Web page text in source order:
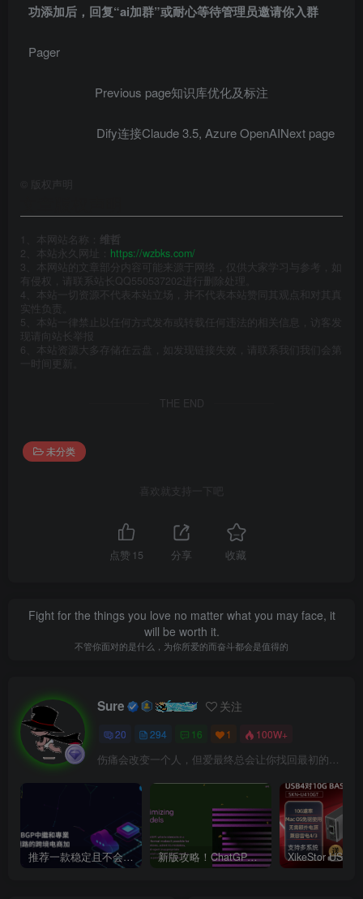
功添加后，回复“ai加群”或耐心等待管理员邀请你入群
Pager
Previous page知识库优化及标注
Next page
Dify连接Claude 3.5, Azure OpenAI
版权声明
1、本网站名称： 维哲
2、本站永久网址： https://wzbks.com/
3、本网站的文章部分内容可能来源于网络，仅供大家学习与参考，如
有侵权，请联系站长QQ550537202进行删除处理。
4、本站一切资源不代表本站立场，并不代表本站赞同其观点和对其真
实性负责。
5、本站一律禁止以任何方式发布或转载任何违法的相关信息，访客发
现请向站长举报
6、本站资源大多存储在云盘，如发现链接失效，请联系我们我们会第
一时间更新。
THE END
未分类
喜欢就支持一下吧
点赞 15 分享 收藏
Fight for the things you love no matter what you may face, it
will be worth it.
不管你面对的是什么，为你所爱的而奋斗都会是值得的
Sure 关注
20 294 16 1 100W+
伤痛会改变一个人，但爱最终总会让你找回最初的自己
推荐一款稳定且不会跑路的VPN支持4K【VPN】 新版攻略！ChatGPT注册流程，超详细基础教程！【ChatGPT】